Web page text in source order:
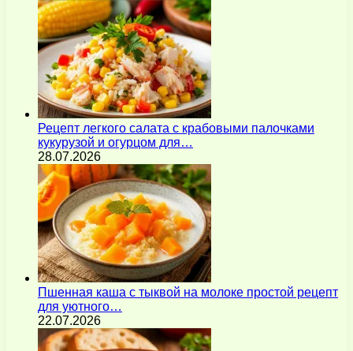
Рецепт легкого салата с крабовыми палочками
кукурузой и огурцом для…
28.07.2026
Пшенная каша с тыквой на молоке простой рецепт
для уютного…
22.07.2026